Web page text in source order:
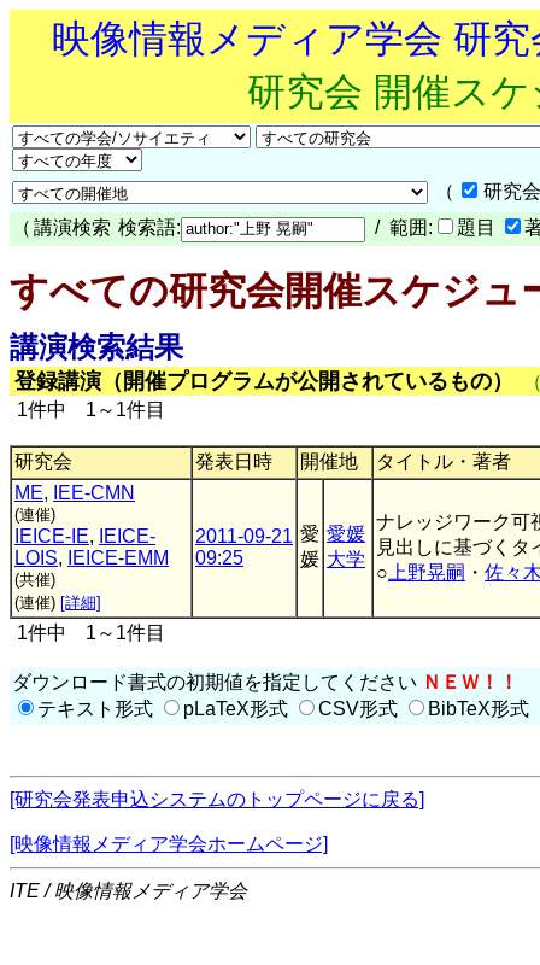
映像情報メディア学会 研
研究会 開催ス
（
研究
（ 講演検索 検索語: / 範囲: 題目
すべての研究会開催スケジュ
講演検索結果
登録講演（開催プログラムが公開されているもの）
1件中 1～1件目
研究会 発表日時 開催地
タイトル・著者
ME, IEE-CMN
(連催)
IEICE-IE,
IEICE-
LOIS, IEICE-EMM
(共催)
(連催) [詳細]
2011-09-21
09:25
愛
媛
愛媛
大学
ナレッジワーク可
見出しに基づくタ
○ 上野晃嗣 ・ 佐々
1件中 1～1件目
ダウンロード書式の初期値を指定してください ＮＥＷ！！
テキスト形式
pLaTeX形式 CSV形式 BibTeX形式
[研究会発表申込システムのトップページに戻る]
[映像情報メディア学会ホームページ]
ITE / 映像情報メディア学会